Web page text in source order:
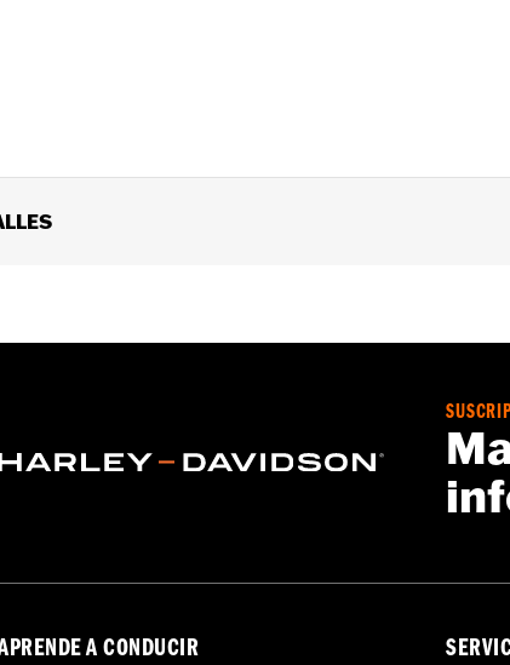
UV Protection,Moisture Wicking,
A CONDUCIR